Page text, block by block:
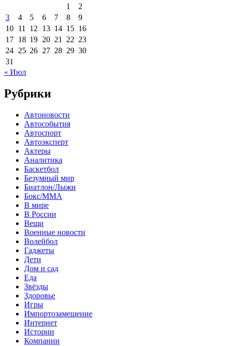
1
2
3
4 5 6 7 8
9
10 11 12 13 14 15 16
17 18 19 20 21 22 23
24 25 26 27 28 29 30
31
« Июл
Рубрики
Автоновости
Автособытия
Автоспорт
Автоэксперт
Актеры
Аналитика
Баскетбол
Безумный мир
Биатлон/Лыжи
Бокс/MMA
В мире
В России
Вещи
Военные новости
Волейбол
Гаджеты
Дети
Дом и сад
Еда
Звёзды
Здоровье
Игры
Импортозамещение
Интернет
Истории
Компании